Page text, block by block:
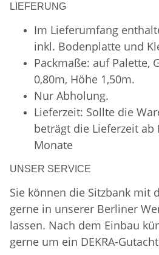
LIEFERUNG
Im Lieferumfang
inkl. Bodenplatte und
Packmaße: auf Palette,
0,80m, Höhe 1,50m.
Nur Abholung.
Lieferzeit: Sollte die
beträgt die Lieferzeit ab
Monate
UNSER SERVICE
Sie können die Sitzbank mit
gerne in unserer Berliner
lassen. Nach dem Einbau
gerne um ein DEKRA-